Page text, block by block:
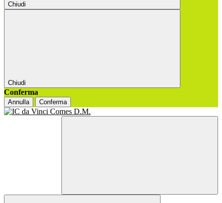
Chiudi
Chiudi
Conferma
Annulla Conferma